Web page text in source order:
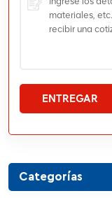
ENTREGAR
Categorías